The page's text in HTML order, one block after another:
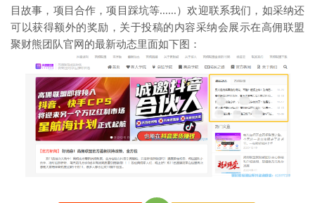
目故事，项目合作，项目踩坑等......）欢迎联系我们，如采纳还
可以获得额外的奖励，关于投稿的内容采纳会展示在高佣联盟
聚财熊团队官网的最新动态里面如下图：